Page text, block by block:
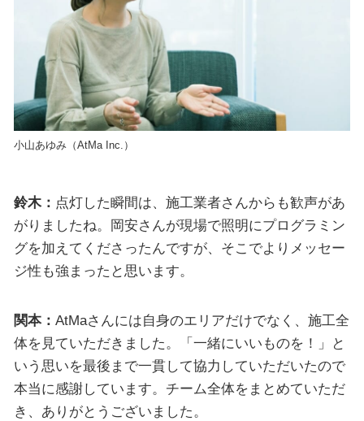
小山あゆみ（AtMa Inc.）
鈴木： 点灯した瞬間は、施工業者さんからも歓声があ
がりましたね。岡安さんが現場で照明にプログラミン
グを加えてくださったんですが、そこでよりメッセー
ジ性も強まったと思います。
関本： AtMaさんには自身のエリアだけでなく、施工全
体を見ていただきました。「一緒にいいものを！」と
いう思いを最後まで一貫して協力していただいたので
本当に感謝しています。チーム全体をまとめていただ
き、ありがとうございました。